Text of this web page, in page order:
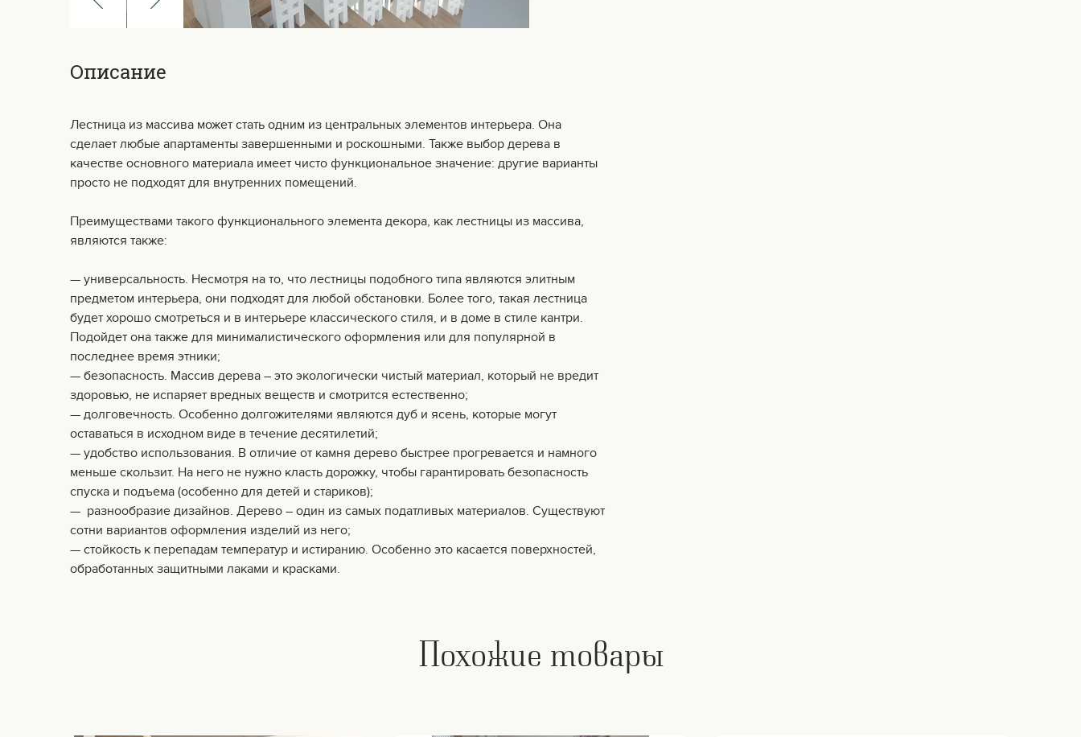
Описание
Лестница из массива может стать одним из центральных элементов интерьера. Она
сделает любые апартаменты завершенными и роскошными. Также выбор дерева в
качестве основного материала имеет чисто функциональное значение: другие варианты
просто не подходят для внутренних помещений.
Преимуществами такого функционального элемента декора, как лестницы из массива,
являются также:
— универсальность. Несмотря на то, что лестницы подобного типа являются элитным
предметом интерьера, они подходят для любой обстановки. Более того, такая лестница
будет хорошо смотреться и в интерьере классического стиля, и в доме в стиле кантри.
Подойдет она также для минималистического оформления или для популярной в
последнее время этники;
— безопасность. Массив дерева – это экологически чистый материал, который не вредит
здоровью, не испаряет вредных веществ и смотрится естественно;
— долговечность. Особенно долгожителями являются дуб и ясень, которые могут
оставаться в исходном виде в течение десятилетий;
— удобство использования. В отличие от камня дерево быстрее прогревается и намного
меньше скользит. На него не нужно класть дорожку, чтобы гарантировать безопасность
спуска и подъема (особенно для детей и стариков);
— разнообразие дизайнов. Дерево – один из самых податливых материалов. Существуют
сотни вариантов оформления изделий из него;
— стойкость к перепадам температур и истиранию. Особенно это касается поверхностей,
обработанных защитными лаками и красками.
Похожие товары